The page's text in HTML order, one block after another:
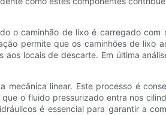
o caminhão de lixo é carregado com
permite que os caminhões de lixo
locais de descarte. Em última
linear. Este processo é
o fluido pressurizado entra nos
é essencial para garantir a